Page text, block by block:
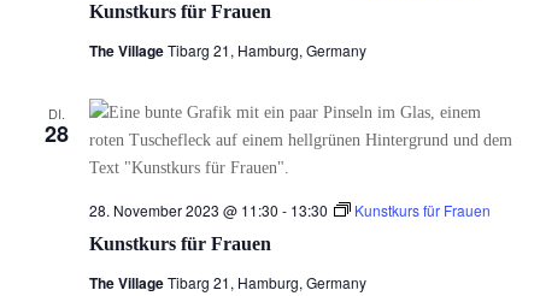
Kunstkurs für Frauen
The VillageTibarg 21, Hamburg, Germany
DI.
28
Kunstkurs für Frauen
28. November 2023 @ 11:30 - 13:30 Kunstkurs für Frauen
The VillageTibarg 21, Hamburg, Germany